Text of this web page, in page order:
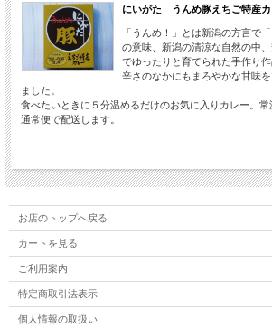
にいがた うんめ豚えちご特産
「うんめ！」とは新潟の方言で
の意味、新潟の清涼な自然の中
でゆったりと育てられた手作り作
辛さのなかにもまろやかな甘味
ました。
食べたいときに５分温めるだけのお気に入りカレー。
通常便で配送します。
お店のトップへ戻る
カートを見る
ご利用案内
特定商取引法表示
個人情報の取扱い